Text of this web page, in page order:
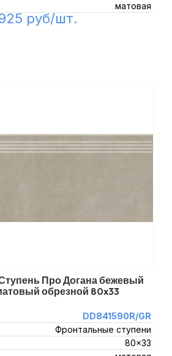
матовая
руб/шт.
Про Догана бежевый
обрезной 80x33
DD841590R/GR
Фронтальные ступени
80x33